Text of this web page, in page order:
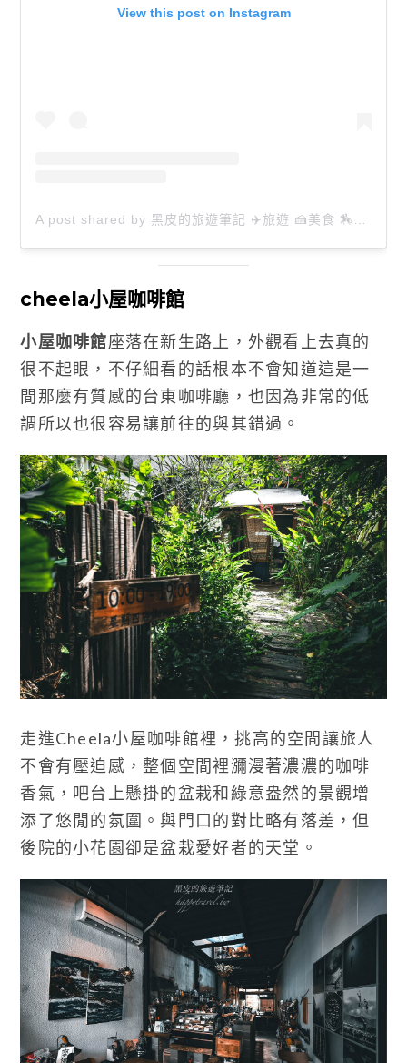
View this post on Instagram
cheela小屋咖啡館
小屋咖啡館座落在新生路上，外觀看上去真的
很不起眼，不仔細看的話根本不會知道這是一
間那麼有質感的台東咖啡廳，也因為非常的低
調所以也很容易讓前往的與其錯過。
走進Cheela小屋咖啡館裡，挑高的空間讓旅人
不會有壓迫感，整個空間裡瀰漫著濃濃的咖啡
香氣，吧台上懸掛的盆栽和綠意盎然的景觀增
添了悠閒的氛圍。與門口的對比略有落差，但
後院的小花園卻是盆栽愛好者的天堂。